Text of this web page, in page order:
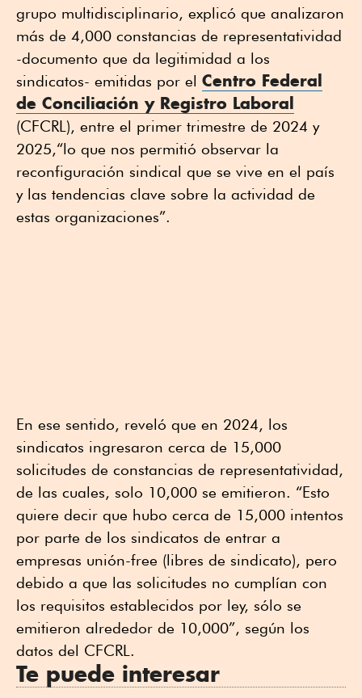
grupo multidisciplinario, explicó que analizaron
más de 4,000 constancias de representatividad
-documento que da legitimidad a los
sindicatos- emitidas por el Centro Federal
de Conciliación y Registro Laboral
(CFCRL), entre el primer trimestre de 2024 y
2025,“lo que nos permitió observar la
reconfiguración sindical que se vive en el país
y las tendencias clave sobre la actividad de
estas organizaciones”.
En ese sentido, reveló que en 2024, los
sindicatos ingresaron cerca de 15,000
solicitudes de constancias de representatividad,
de las cuales, solo 10,000 se emitieron. “Esto
quiere decir que hubo cerca de 15,000 intentos
por parte de los sindicatos de entrar a
empresas unión-free (libres de sindicato), pero
debido a que las solicitudes no cumplían con
los requisitos establecidos por ley, sólo se
emitieron alrededor de 10,000”, según los
datos del CFCRL.
Te puede interesar